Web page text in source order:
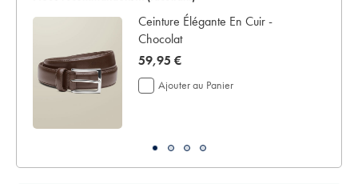
Ceinture Élégante En Cuir -
Chocolat
now
59,95
€
59,95 €
Ajouter au Panier